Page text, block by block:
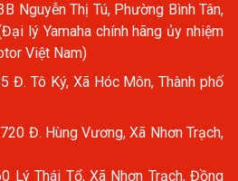
Nguyễn Thị Tú, Phường Bình Tân,
lý Yamaha chính hãng ủy nhiệm
Việt Nam)
Đ. Tô Ký, Xã Hóc Môn, Thành phố
Đ. Hùng Vương, Xã Nhơn Trạch,
Lý Thái Tổ, Xã Nhơn Trạch, Đồng